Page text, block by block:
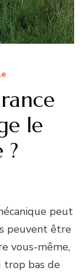
le
?
peut
peuvent être
vous-même,
trop bas de